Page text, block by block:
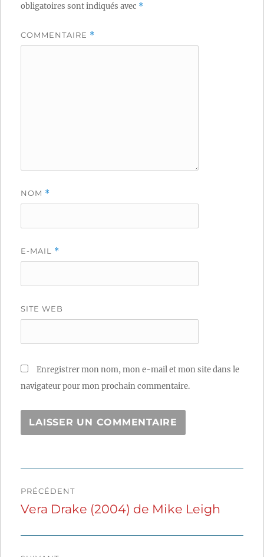
obligatoires sont indiqués avec *
COMMENTAIRE *
NOM *
E-MAIL *
SITE WEB
Enregistrer mon nom, mon e-mail et mon site dans le
navigateur pour mon prochain commentaire.
de
PRÉCÉDENT
Publication
Vera Drake (2004) de Mike Leigh